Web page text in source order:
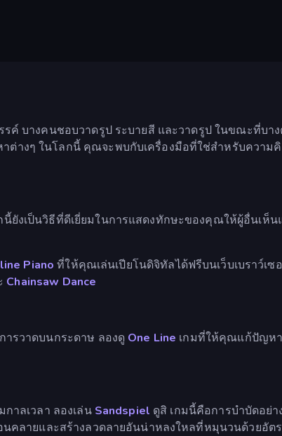
ค์ บางคนชอบวาดรูป ระบายสี และวาดรูป ในขณะที่บา
างๆ ในโลกนี้ คุณจะพบกับเครื่องมือที่ใช่สำหรับความ
ยังเป็นวิธีที่ดีเยี่ยมในการแสดงทักษะของคุณให้ผู้อื่นเห็
Piano ที่ให้คุณเล่นเปียโนดิจิทัลได้ฟรีบนเว็บเบราว์เซ
Chainsaw Dance
ารวาดบนกระดาษ ลองดู One Line เกมที่ให้คุณแก้ปัญห
าลเวลา ลองเล่น Sandspiel ดูสิ เกมนี้คือการบำบัดอย่
ลายและสร้างลวดลายอันน่าหลงใหลที่หมุนวนด้วยอัตร